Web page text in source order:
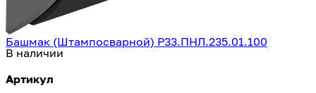
Башмак (Штампосварной) Р33.ПНЛ.235.01.100
В наличии
Артикул